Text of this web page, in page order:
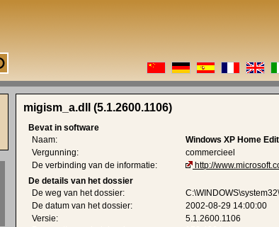
migism_a.dll (5.1.2600.1106)
Bevat in software
Naam:
Windows XP Home
Vergunning:
commercieel
De verbinding van de informatie:
http://
De details van het dossier
De weg van het dossier:
De datum van het dossier:
2002-08-29 14:00:00
Versie:
5.1.2600.1106